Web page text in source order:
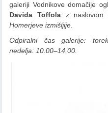
galeriji Vodnikove domačije
Davida Toffola z naslovom
Homerjeve izmišljije.
Odpiralni čas galerije:
nedelja: 10.00–14.00.